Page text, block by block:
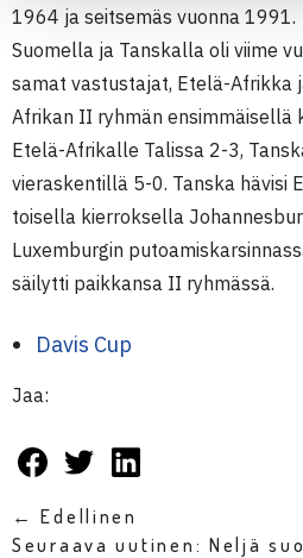
1964 ja seitsemäs vuonna 1991.
Suomella ja Tanskalla oli viime
samat vastustajat, Etelä-Afrikka
Afrikan II ryhmän ensimmäisellä
Etelä-Afrikalle Talissa 2-3,
vieraskentillä 5-0. Tanska hävisi
toisella kierroksella
Luxemburgin
säilytti paikkansa II ryhmässä.
Davis Cup
Jaa:
← Edellinen
Seuraava uutinen: Neljä